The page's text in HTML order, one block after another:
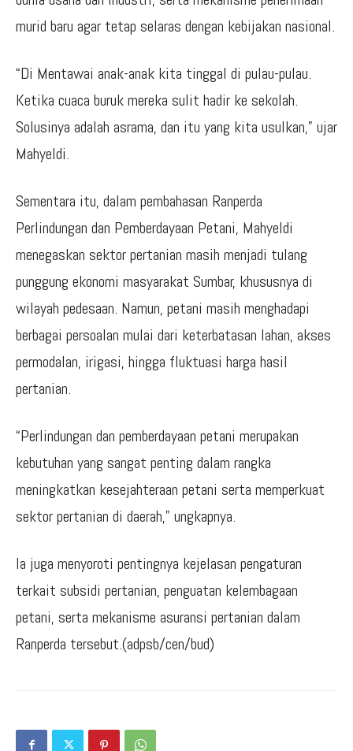
murid baru agar tetap selaras dengan kebijakan nasional.
“Di Mentawai anak-anak kita tinggal di pulau-pulau.
Ketika cuaca buruk mereka sulit hadir ke sekolah.
Solusinya adalah asrama, dan itu yang kita usulkan,” ujar
Mahyeldi.
Sementara itu, dalam pembahasan Ranperda
Perlindungan dan Pemberdayaan Petani, Mahyeldi
menegaskan sektor pertanian masih menjadi tulang
punggung ekonomi masyarakat Sumbar, khususnya di
wilayah pedesaan. Namun, petani masih menghadapi
berbagai persoalan mulai dari keterbatasan lahan, akses
permodalan, irigasi, hingga fluktuasi harga hasil
pertanian.
“Perlindungan dan pemberdayaan petani merupakan
kebutuhan yang sangat penting dalam rangka
meningkatkan kesejahteraan petani serta memperkuat
sektor pertanian di daerah,” ungkapnya.
Ia juga menyoroti pentingnya kejelasan pengaturan
terkait subsidi pertanian, penguatan kelembagaan
petani, serta mekanisme asuransi pertanian dalam
Ranperda tersebut.(adpsb/cen/bud)